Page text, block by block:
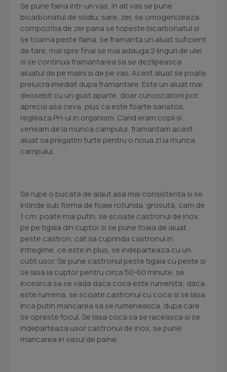
Se pune faina intr-un vas, in alt vas se pune
bicarbonatul de sodiu, sare, zer, se omogenizeaza
compozitia de zer pana se topeste bicarbonatul si
se toarna peste faina, se framanta un aluat suficient
de tare, mai spre final se mai adauga 2 linguri de ulei
si se continua framantarea sa se dezlipeasca
aluatul de pe maini si de pe vas. Acest aluat se poate
prelucra imediat dupa framantare. Este un aluat mai
deosebit cu un gust aparte, doar cunoscatorii pot
aprecia asa ceva, plus ca este foarte sanatos,
regleaza PH-ul in organism. Cand eram copii si
veneam de la munca campului, framantam acest
aluat sa pregatim turte pentru o noua zi la munca
campului.
Se rupe o bucata de alaut asa mai consistenta si se
intinde sub forma de foaie rotunda, grosuta, cam de
1 cm, poate mai putin, se scoate castronul de inox
pe pe tigaia din cuptor si se pune foaia de aluat
peste castron, cat sa cuprinda castronul in
intregime, ce este in plus, se indeparteaza cu un
cutit usor. Se pune castronul peste tigaia cu peste si
se lasa la cuptor pentru circa 50-60 minute, se
incearca sa se vada daca coca este rumenita; daca
este rumena, se scoate castronul cu coca si se lasa
inca putin mancarea sa se rumeneasca, dupa care
se opreste focul. Se lasa coca sa se raceasca si se
indeparteaza usor castronul de inox, se pune
mancarea in vasul de paine.